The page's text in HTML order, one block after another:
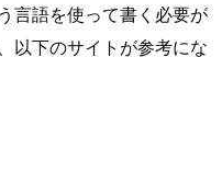
言語を使って書く必要が
以下のサイトが参考にな